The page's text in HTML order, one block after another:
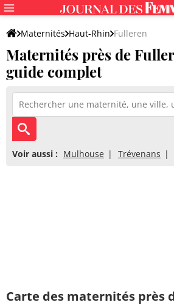
Maternités Haut-Rhin Fulleren
Maternités près de
guide complet
Voir aussi : Mulhouse Trévenans
Carte des maternités près